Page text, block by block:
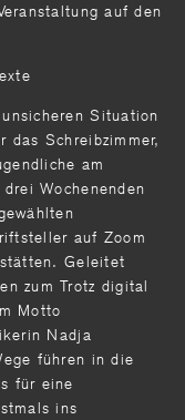
auf den
Situation
das Schreibzimmer,
am
Wochenenden
auf Zoom
Geleitet
zum Trotz digital
Motto
Nadja
führen in die
für eine
ins